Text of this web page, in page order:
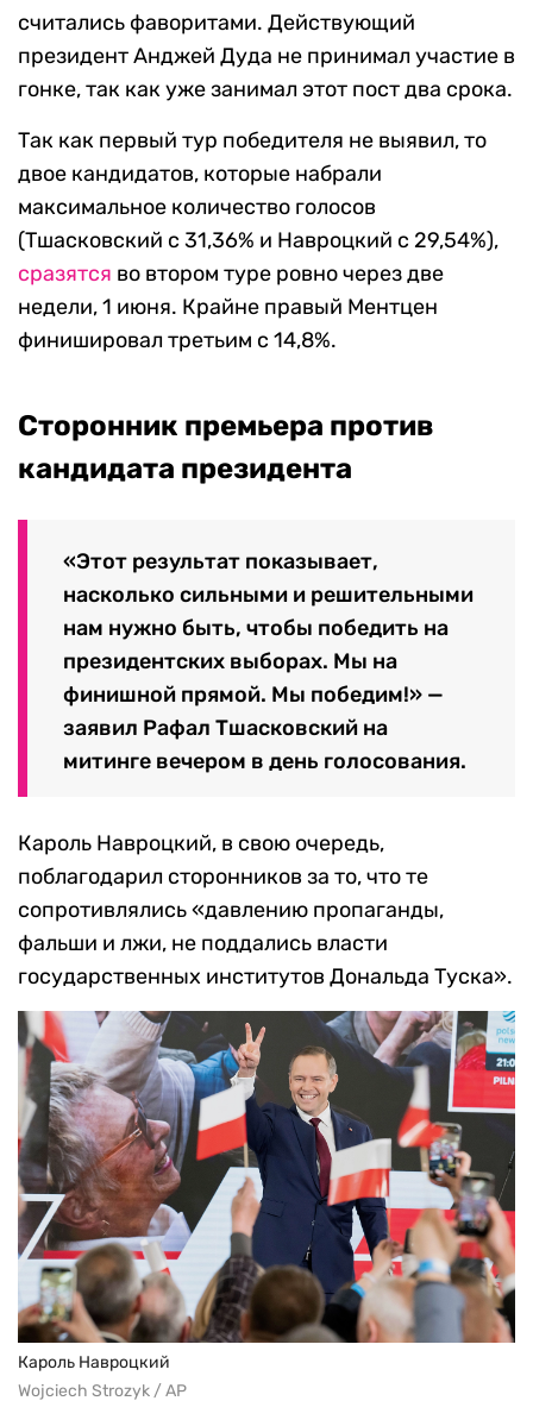
считались фаворитами. Действующий
президент Анджей Дуда не принимал участие в
гонке, так как уже занимал этот пост два срока.
Так как первый тур победителя не выявил, то
двое кандидатов, которые набрали
максимальное количество голосов
(Тшасковский с 31,36% и Навроцкий с 29,54%),
сразятся во втором туре ровно через две
недели, 1 июня. Крайне правый Ментцен
финишировал третьим с 14,8%.
Сторонник премьера против
кандидата президента
«Этот результат показывает,
насколько сильными и решительными
нам нужно быть, чтобы победить на
президентских выборах. Мы на
финишной прямой. Мы победим!» —
заявил Рафал Тшасковский на
митинге вечером в день голосования.
Кароль Навроцкий, в свою очередь,
поблагодарил сторонников за то, что те
сопротивлялись «давлению пропаганды,
фальши и лжи, не поддались власти
государственных институтов Дональда Туска».
Кароль Навроцкий
Wojciech Strozyk / AP